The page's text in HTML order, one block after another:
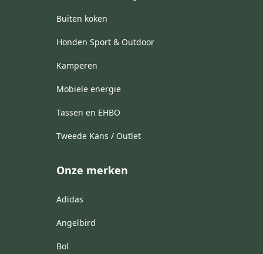
Buiten koken
Honden Sport & Outdoor
Kamperen
Mobiele energie
Tassen en EHBO
Tweede Kans / Outlet
Onze merken
Adidas
Angelbird
Bol